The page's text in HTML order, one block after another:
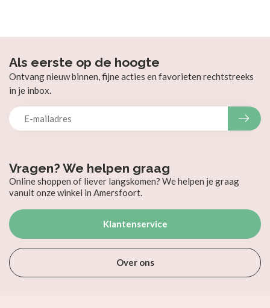
Vragen? We helpen graag
Online shoppen of liever langskomen? We helpen je graag
vanuit onze winkel in Amersfoort.
Klantenservice
Over ons
Als eerste op de hoogte
Ontvang nieuw binnen, fijne acties en favorieten rechtstreeks
in je inbox.